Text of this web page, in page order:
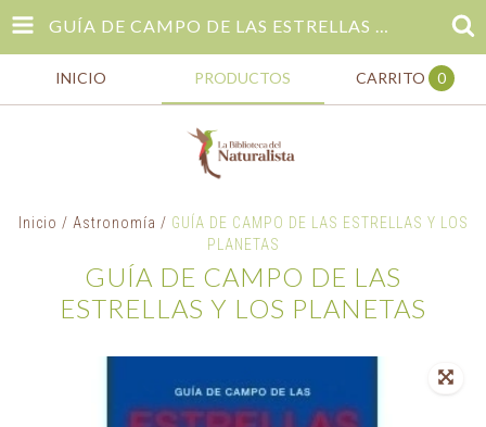
GUÍA DE CAMPO DE LAS ESTRELLAS Y LOS PLANETAS
INICIO PRODUCTOS CARRITO 0
Inicio / Astronomía / GUÍA DE CAMPO DE LAS ESTRELLAS Y LOS
PLANETAS
GUÍA DE CAMPO DE LAS
ESTRELLAS Y LOS PLANETAS